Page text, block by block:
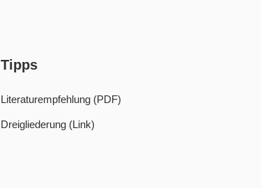
Tipps
Literaturempfehlung (PDF)
Dreigliederung (Link)